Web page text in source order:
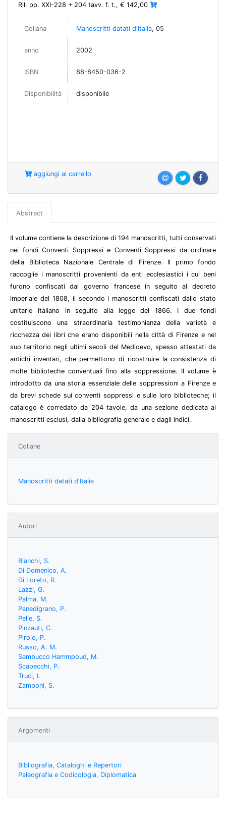
Ril. pp. XXI-228 + 204 tavv. f. t., € 142,00
Collana Manoscritti datati d'Italia, 05
anno 2002
ISBN 88-8450-036-2
Disponibilità disponibile
aggiungi al carrello
Abstract
Il volume contiene la descrizione di 194 manoscritti, tutti conservati
nei fondi Conventi Soppressi e Conventi Soppressi da ordinare
della Biblioteca Nazionale Centrale di Firenze. Il primo fondo
raccoglie i manoscritti provenienti da enti ecclesiastici i cui beni
furono confiscati dal governo francese in seguito al decreto
imperiale del 1808, il secondo i manoscritti confiscati dallo stato
unitario italiano in seguito alla legge del 1866. I due fondi
costituiscono una straordinaria testimonianza della varietà e
ricchezza dei libri che erano disponibili nella città di Firenze e nel
suo territorio negli ultimi secoli del Medioevo, spesso attestati da
antichi inventari, che permettono di ricostruire la consistenza di
molte biblioteche conventuali fino alla soppressione. Il volume è
introdotto da una storia essenziale delle soppressioni a Firenze e
da brevi schede sui conventi soppressi e sulle loro biblioteche; il
catalogo è corredato da 204 tavole, da una sezione dedicata ai
manoscritti esclusi, dalla bibliografia generale e dagli indici.
Collane
Manoscritti datati d'Italia
Autori
Bianchi, S.
Di Domenico, A.
Di Loreto, R.
Lazzi, G.
Palma, M.
Panedigrano, P.
Pelle, S.
Pinzauti, C.
Pirolo, P.
Russo, A. M.
Sambucco Hammpoud, M.
Scapecchi, P.
Truci, I.
Zamponi, S.
Argomenti
Bibliografia, Cataloghi e Repertori
Paleografia e Codicologia, Diplomatica